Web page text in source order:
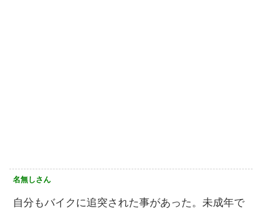
名無しさん
自分もバイクに追突された事があった。未成年で